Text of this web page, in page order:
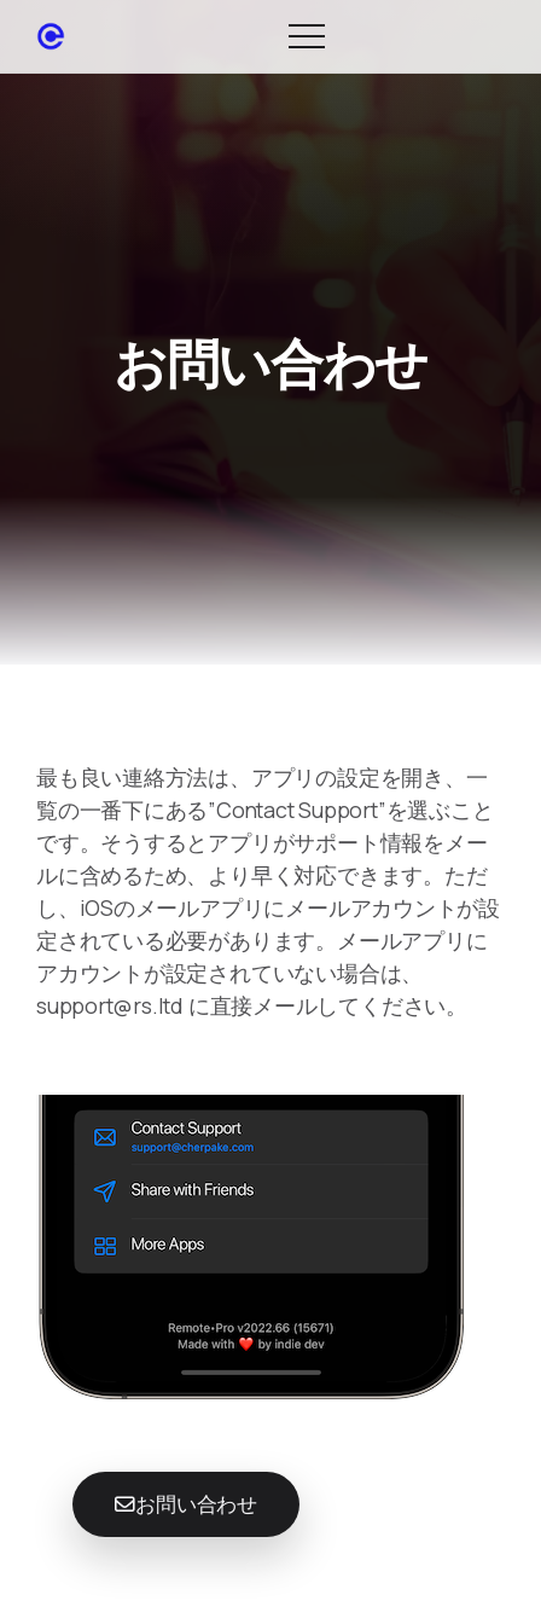
お問い合わせ
最も良い連絡方法は、アプリの設定を開き、一
覧の一番下にある”Contact Support”を選ぶこと
です。そうするとアプリがサポート情報をメー
ルに含めるため、より早く対応できます。ただ
し、iOSのメールアプリにメールアカウントが設
定されている必要があります。メールアプリに
アカウントが設定されていない場合は、
support@rs.ltd に直接メールしてください。
お問い合わせ